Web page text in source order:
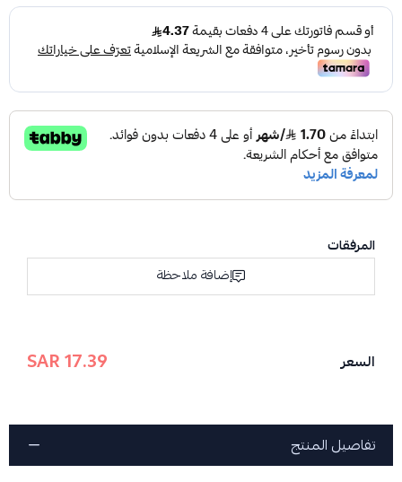
المرفقات
إضافة ملاحظة
السعر 17.39 SAR
تفاصيل المنتج